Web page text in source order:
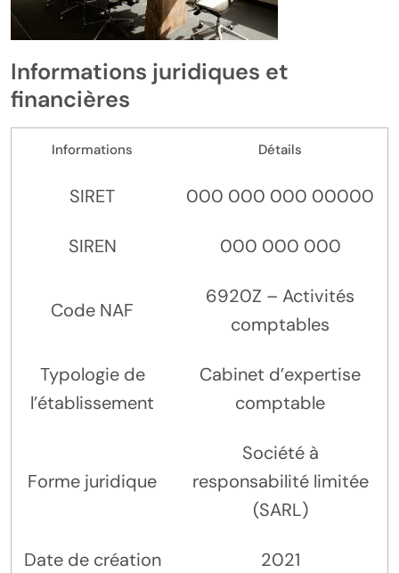
Informations juridiques et
financières
Informations Détails
SIRET 000 000 000 00000
SIREN 000 000 000
Code NAF
6920Z – Activités
comptables
Typologie de
l’établissement
Cabinet d’expertise
comptable
Forme juridique
Société à
responsabilité limitée
(SARL)
Date de création 2021